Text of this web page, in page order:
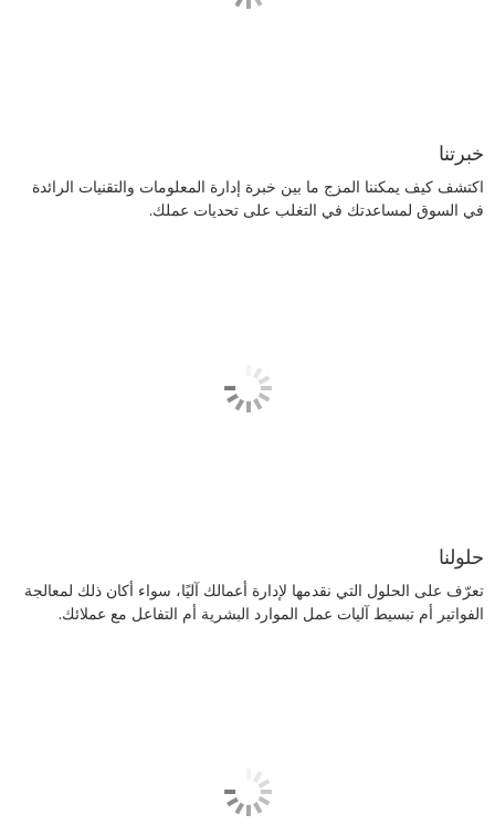
خبرتنا
اكتشف كيف يمكننا المزج ما بين خبرة إدارة المعلومات والتقنيات الرائدة
في السوق لمساعدتك في التغلب على تحديات عملك.
حلولنا
تعرّف على الحلول التي نقدمها لإدارة أعمالك آليًا، سواء أكان ذلك لمعالجة
الفواتير أم تبسيط آليات عمل الموارد البشرية أم التفاعل مع عملائك.